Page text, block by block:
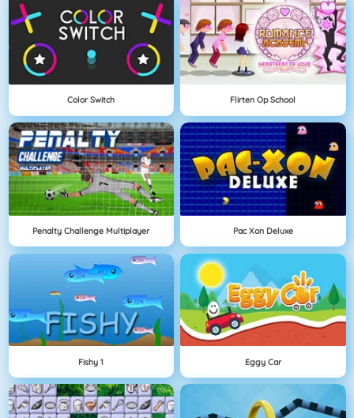
Color Switch Flirten Op School
Penalty Challenge Multiplayer Pac Xon Deluxe
Fishy 1 Eggy Car